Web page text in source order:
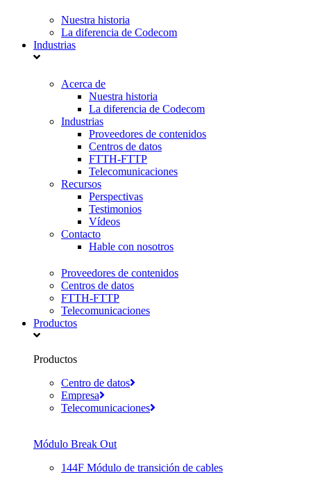
Nuestra historia
La diferencia de Codecom
Industrias
Acerca de
Nuestra historia
La diferencia de Codecom
Industrias
Proveedores de contenidos
Centros de datos
FTTH-FTTP
Telecomunicaciones
Recursos
Perspectivas
Testimonios
Vídeos
Contacto
Hable con nosotros
Proveedores de contenidos
Centros de datos
FTTH-FTTP
Telecomunicaciones
Productos
Productos
Centro de datos
Empresa
Telecomunicaciones
Módulo Break Out
144F Módulo de transición de cables